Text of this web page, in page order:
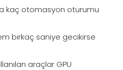
kaç otomasyon oturumu
birkaç saniye gecikirse
araçlar GPU